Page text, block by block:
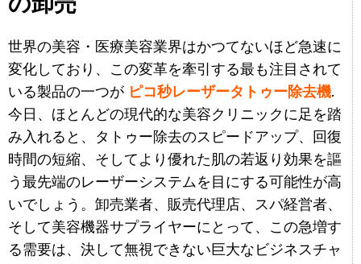
世界の美容・医療美容業界はかつてないほど急速に
変化しており、この変革を牽引する最も注目されて
いる製品の一つが ピコ秒レーザータトゥー除去機.
今日、ほとんどの現代的な美容クリニックに足を踏
み入れると、タトゥー除去のスピードアップ、回復
時間の短縮、そしてより優れた肌の若返り効果を謳
う最先端のレーザーシステムを目にする可能性が高
いでしょう。卸売業者、販売代理店、スパ経営者、
そして美容機器サプライヤーにとって、この急増す
る需要は、決して無視できない巨大なビジネスチャ